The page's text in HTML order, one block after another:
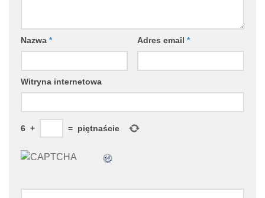
Nazwa * Adres email *
Witryna internetowa
6 + = piętnaście